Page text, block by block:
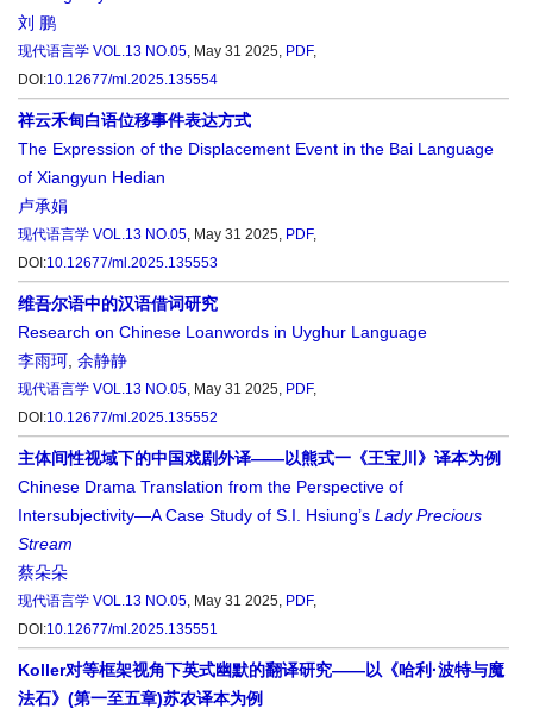
刘 鹏
现代语言学 VOL.13 NO.05, May 31 2025, PDF,
DOI:10.12677/ml.2025.135554
祥云禾甸白语位移事件表达方式
The Expression of the Displacement Event in the Bai Language
of Xiangyun Hedian
卢承娟
现代语言学 VOL.13 NO.05, May 31 2025, PDF,
DOI:10.12677/ml.2025.135553
维吾尔语中的汉语借词研究
Research on Chinese Loanwords in Uyghur Language
李雨珂 余静静
现代语言学 VOL.13 NO.05, May 31 2025, PDF,
DOI:10.12677/ml.2025.135552
主体间性视域下的中国戏剧外译——以熊式一《王宝川》译本为例
Chinese Drama Translation from the Perspective of
Intersubjectivity—A Case Study of S.I. Hsiung’s Lady Precious
Stream
蔡朵朵
现代语言学 VOL.13 NO.05, May 31 2025, PDF,
DOI:10.12677/ml.2025.135551
Koller对等框架视角下英式幽默的翻译研究——以《哈利·波特与魔
法石》(第一至五章)苏农译本为例